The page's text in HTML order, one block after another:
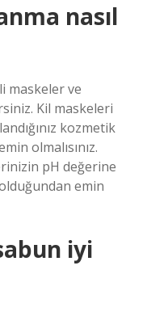
nasıl
maskeler ve
Kil maskeleri
kozmetik
olmalısınız.
pH değerine
emin
iyi